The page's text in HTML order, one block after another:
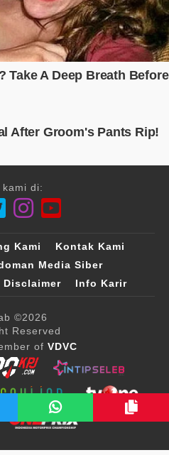
kami di:
Kami
Kontak Kami
Media Siber
Disclaimer Info Karir
©2026
Reserved
of VDVC